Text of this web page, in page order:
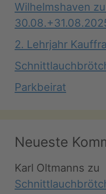
Wilhelmshaven
2. Lehrjahr
Parkbeirat
Neueste
Karl Oltmanns zu